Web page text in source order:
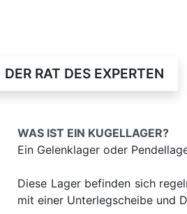
DER RAT DES EXPERTEN
WAS IST EIN KUGELLAGER?
Ein Gelenklager oder
Diese Lager befinden sich
mit einer Unterlegscheibe und